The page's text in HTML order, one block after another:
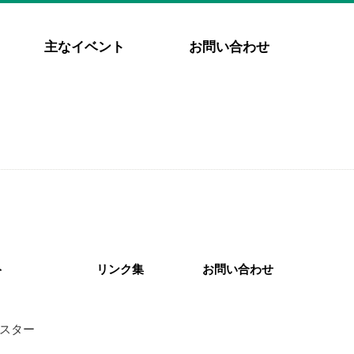
主なイベント お問い合わせ
ター
リンク集 お問い合わせ